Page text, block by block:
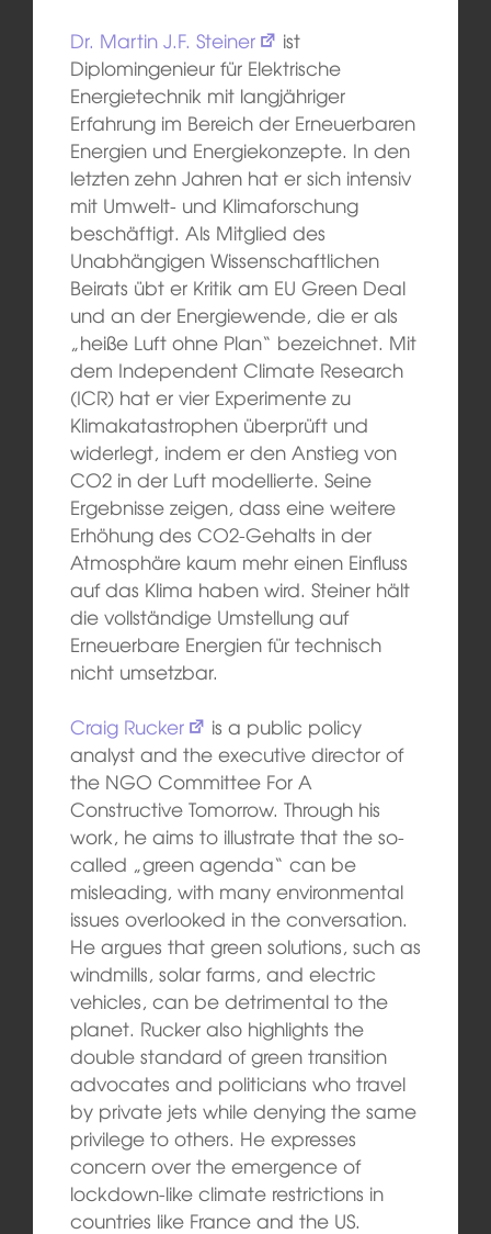
Dr. Martin J.F. Steiner
ist
Diplomingenieur für Elektrische
Energietechnik mit langjähriger
Erfahrung im Bereich der Erneuerbaren
Energien und Energiekonzepte. In den
letzten zehn Jahren hat er sich intensiv
mit Umwelt- und Klimaforschung
beschäftigt. Als Mitglied des
Unabhängigen Wissenschaftlichen
Beirats übt er Kritik am EU Green Deal
und an der Energiewende, die er als
„heiße Luft ohne Plan“ bezeichnet. Mit
dem Independent Climate Research
(ICR) hat er vier Experimente zu
Klimakatastrophen überprüft und
widerlegt, indem er den Anstieg von
CO2 in der Luft modellierte. Seine
Ergebnisse zeigen, dass eine weitere
Erhöhung des CO2-Gehalts in der
Atmosphäre kaum mehr einen Einfluss
auf das Klima haben wird. Steiner hält
die vollständige Umstellung auf
Erneuerbare Energien für technisch
nicht umsetzbar.
Craig Rucker
is a public policy
analyst and the executive director of
the NGO Committee For A
Constructive Tomorrow. Through his
work, he aims to illustrate that the so-
called „green agenda“ can be
misleading, with many environmental
issues overlooked in the conversation.
He argues that green solutions, such as
windmills, solar farms, and electric
vehicles, can be detrimental to the
planet. Rucker also highlights the
double standard of green transition
advocates and politicians who travel
by private jets while denying the same
privilege to others. He expresses
concern over the emergence of
lockdown-like climate restrictions in
countries like France and the US.